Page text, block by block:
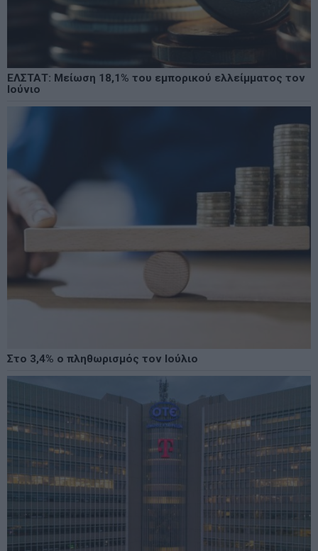
ΕΛΣΤΑΤ: Μείωση 18,1% του εμπορικού ελλείμματος τον
Ιούνιο
Στο 3,4% ο πληθωρισμός τον Ιούλιο